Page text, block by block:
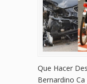
Que Hacer
Bernardino